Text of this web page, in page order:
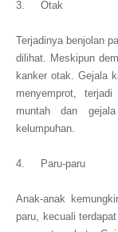
3. Otak
Terjadinya benjolan
dilihat. Meskipun
kanker otak. Gejala
menyemprot,
muntah dan
kelumpuhan.
4. Paru-paru
Anak-anak
paru, kecuali